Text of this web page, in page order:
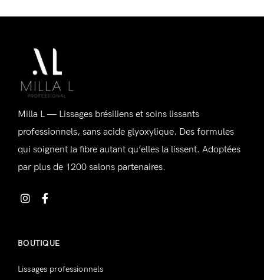
Souvenez-vous de moi
Alternative:
Milla L — Lissages brésiliens et soins lissants
professionnels, sans acide glyoxylique. Des formules
qui soignent la fibre autant qu’elles la lissent. Adoptées
par plus de 1200 salons partenaires.
BOUTIQUE
Lissages professionnels